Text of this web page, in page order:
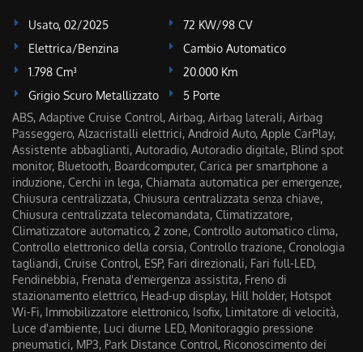
Usato, 02/2025
72 KW/98 CV
Elettrica/Benzina
Cambio Automatico
1.798 Cm³
20.000 Km
Grigio Scuro Metallizzato
5 Porte
ABS, Adaptive Cruise Control, Airbag, Airbag laterali, Airbag
Passeggero, Alzacristalli elettrici, Android Auto, Apple CarPlay,
Assistente abbaglianti, Autoradio, Autoradio digitale, Blind spot
monitor, Bluetooth, Boardcomputer, Carica per smartphone a
induzione, Cerchi in lega, Chiamata automatica per emergenze,
Chiusura centralizzata, Chiusura centralizzata senza chiave,
Chiusura centralizzata telecomandata, Climatizzatore,
Climatizzatore automatico, 2 zone, Controllo automatico clima,
Controllo elettronico della corsia, Controllo trazione, Cronologia
tagliandi, Cruise Control, ESP, Fari direzionali, Fari full-LED,
Fendinebbia, Frenata d'emergenza assistita, Freno di
stazionamento elettrico, Head-up display, Hill holder, Hotspot
Wi-Fi, Immobilizzatore elettronico, Isofix, Limitatore di velocità,
Luce d'ambiente, Luci diurne LED, Monitoraggio pressione
pneumatici, MP3, Park Distance Control, Riconoscimento dei